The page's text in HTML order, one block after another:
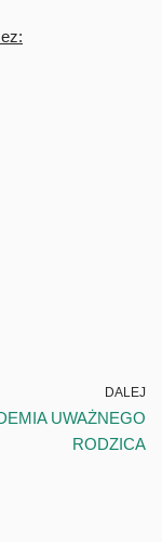
DALEJ
UWAŻNEGO
RODZICA